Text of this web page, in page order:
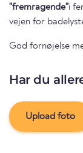
"fremragende"i fem år i
vejen for
God fornøjelse
Har du
Upload foto